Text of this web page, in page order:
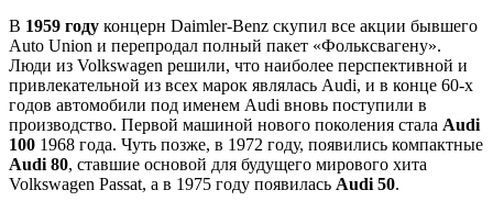
В 1959 году концерн Daimler-Benz скупил все акции бывшего
Auto Union и перепродал полный пакет «Фольксвагену».
Люди из Volkswagen решили, что наиболее перспективной и
привлекательной из всех марок являлась Audi, и в конце 60-х
годов автомобили под именем Audi вновь поступили в
производство. Первой машиной нового поколения стала Audi
100 1968 года. Чуть позже, в 1972 году, появились компактные
Audi 80, ставшие основой для будущего мирового хита
Volkswagen Passat, а в 1975 году появилась Audi 50.